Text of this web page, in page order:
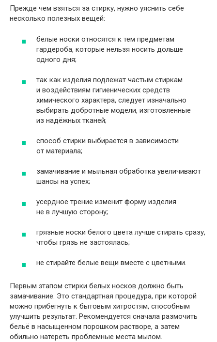
Прежде чем взяться за стирку, нужно уяснить себе
несколько полезных вещей:
белые носки относятся к тем предметам
гардероба, которые нельзя носить дольше
одного дня;
так как изделия подлежат частым стиркам
и воздействиям гигиенических средств
химического характера, следует изначально
выбирать добротные модели, изготовленные
из надёжных тканей;
способ стирки выбирается в зависимости
от материала;
замачивание и мыльная обработка увеличивают
шансы на успех;
усердное трение изменит форму изделия
не в лучшую сторону;
грязные носки белого цвета лучше стирать сразу,
чтобы грязь не застоялась;
не стирайте белые вещи вместе с цветными.
Первым этапом стирки белых носков должно быть
замачивание. Это стандартная процедура, при которой
можно прибегнуть к бытовым хитростям, способным
улучшить результат. Рекомендуется сначала размочить
бельё в насыщенном порошком растворе, а затем
обильно натереть проблемные места мылом.